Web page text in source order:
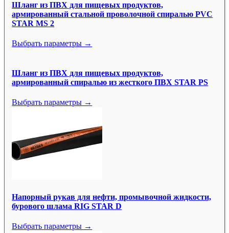
Шланг из ПВХ для пищевых продуктов,
армированный стальной проволочной спиралью PVC
STAR MS 2
Выбрать параметры →
Шланг из ПВХ для пищевых продуктов,
армированный спиралью из жесткого ПВХ STAR PS
Выбрать параметры →
Напорный рукав для нефти, промывочной жидкости,
бурового шлама RIG STAR D
Выбрать параметры →